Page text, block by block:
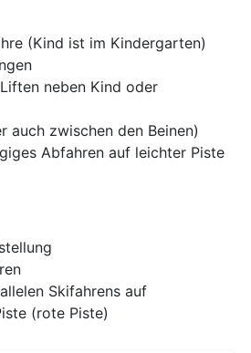
(Kind ist im Kindergarten)
neben Kind oder
auch zwischen den Beinen)
Abfahren auf leichter Piste
Skifahrens auf
(rote Piste)